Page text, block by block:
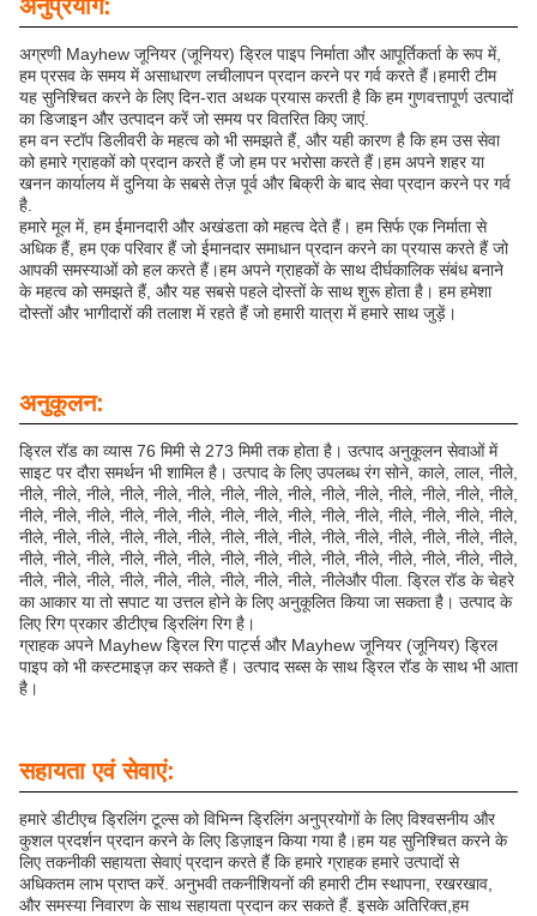
अनुप्रयोग:
अग्रणी Mayhew जूनियर (जूनियर) ड्रिल पाइप निर्माता और आपूर्तिकर्ता के रूप में,
हम प्रसव के समय में असाधारण लचीलापन प्रदान करने पर गर्व करते हैं।हमारी टीम
यह सुनिश्चित करने के लिए दिन-रात अथक प्रयास करती है कि हम गुणवत्तापूर्ण उत्पादों
का डिजाइन और उत्पादन करें जो समय पर वितरित किए जाएं.
हम वन स्टॉप डिलीवरी के महत्व को भी समझते हैं, और यही कारण है कि हम उस सेवा
को हमारे ग्राहकों को प्रदान करते हैं जो हम पर भरोसा करते हैं।हम अपने शहर या
खनन कार्यालय में दुनिया के सबसे तेज़ पूर्व और बिक्री के बाद सेवा प्रदान करने पर गर्व
है.
हमारे मूल में, हम ईमानदारी और अखंडता को महत्व देते हैं। हम सिर्फ एक निर्माता से
अधिक हैं, हम एक परिवार हैं जो ईमानदार समाधान प्रदान करने का प्रयास करते हैं जो
आपकी समस्याओं को हल करते हैं।हम अपने ग्राहकों के साथ दीर्घकालिक संबंध बनाने
के महत्व को समझते हैं, और यह सबसे पहले दोस्तों के साथ शुरू होता है। हम हमेशा
दोस्तों और भागीदारों की तलाश में रहते हैं जो हमारी यात्रा में हमारे साथ जुड़ें।
अनुकूलन:
ड्रिल रॉड का व्यास 76 मिमी से 273 मिमी तक होता है। उत्पाद अनुकूलन सेवाओं में
साइट पर दौरा समर्थन भी शामिल है। उत्पाद के लिए उपलब्ध रंग सोने, काले, लाल, नीले,
नीले, नीले, नीले, नीले, नीले, नीले, नीले, नीले, नीले, नीले, नीले, नीले, नीले, नीले, नीले,
नीले, नीले, नीले, नीले, नीले, नीले, नीले, नीले, नीले, नीले, नीले, नीले, नीले, नीले, नीले,
नीले, नीले, नीले, नीले, नीले, नीले, नीले, नीले, नीले, नीले, नीले, नीले, नीले, नीले, नीले,
नीले, नीले, नीले, नीले, नीले, नीले, नीले, नीले, नीले, नीले, नीले, नीले, नीले, नीले, नीले,
नीले, नीले, नीले, नीले, नीले, नीले, नीले, नीले, नीले, नीलेऔर पीला. ड्रिल रॉड के चेहरे
का आकार या तो सपाट या उत्तल होने के लिए अनुकूलित किया जा सकता है। उत्पाद के
लिए रिग प्रकार डीटीएच ड्रिलिंग रिग है।
ग्राहक अपने Mayhew ड्रिल रिग पार्ट्स और Mayhew जूनियर (जूनियर) ड्रिल
पाइप को भी कस्टमाइज़ कर सकते हैं। उत्पाद सब्स के साथ ड्रिल रॉड के साथ भी आता
है।
सहायता एवं सेवाएं:
हमारे डीटीएच ड्रिलिंग टूल्स को विभिन्न ड्रिलिंग अनुप्रयोगों के लिए विश्वसनीय और
कुशल प्रदर्शन प्रदान करने के लिए डिज़ाइन किया गया है।हम यह सुनिश्चित करने के
लिए तकनीकी सहायता सेवाएं प्रदान करते हैं कि हमारे ग्राहक हमारे उत्पादों से
अधिकतम लाभ प्राप्त करें. अनुभवी तकनीशियनों की हमारी टीम स्थापना, रखरखाव,
और समस्या निवारण के साथ सहायता प्रदान कर सकते हैं. इसके अतिरिक्त,हम